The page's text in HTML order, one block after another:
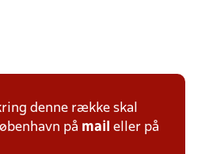
denne række skal
på mail eller på